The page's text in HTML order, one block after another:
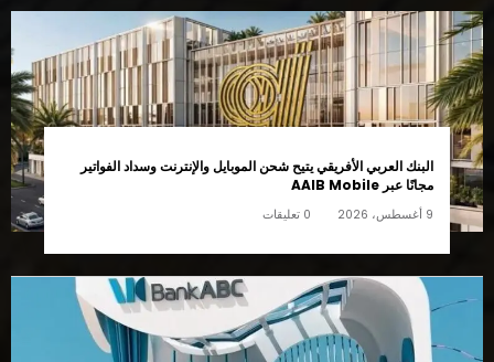
البنك العربي الأفريقي يتيح شحن الموبايل والإنترنت وسداد الفواتير
مجانًا عبر AAIB Mobile
9 أغسطس، 2026 0 تعليقات